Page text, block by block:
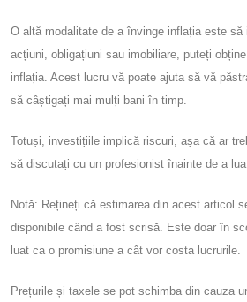
O altă modalitate de a învinge inflația este
acțiuni, obligațiuni sau imobiliare, puteți
inflația. Acest lucru vă poate ajuta să vă
să câștigați mai mulți bani în timp.
Totuși, investițiile implică riscuri, așa că ar
să discutați cu un profesionist înainte de a
Notă: Rețineți că estimarea din acest articol
disponibile când a fost scrisă. Este doar în
luat ca o promisiune a cât vor costa lucrurile.
Prețurile și taxele se pot schimba din cauza